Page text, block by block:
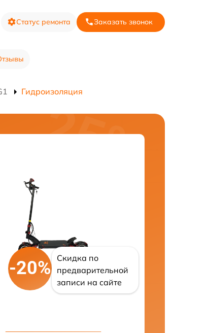
Статус ремонта Заказать звонок
Гидроизоляция
-20%
Скидка по
предварительной
записи на сайте